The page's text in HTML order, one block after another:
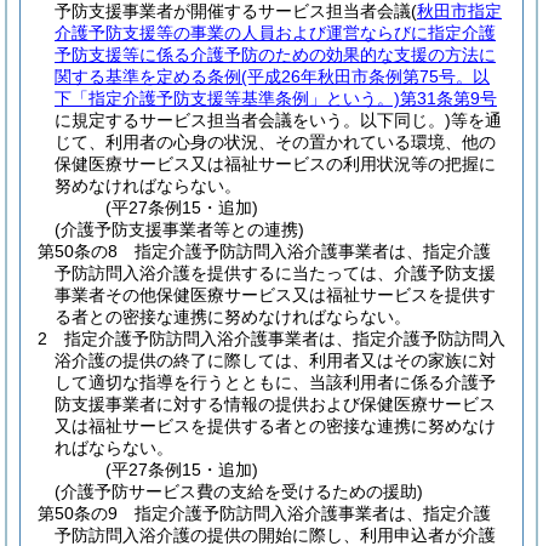
予防支援事業者が開催するサービス担当者会議(秋田市指定
介護予防支援等の事業の人員および運営ならびに指定介護
予防支援等に係る介護予防のための効果的な支援の方法に
関する基準を定める条例(平成26年秋田市条例第75号。以
下「指定介護予防支援等基準条例」という。)第31条第9号
に規定するサービス担当者会議をいう。以下同じ。)等を通
じて、利用者の心身の状況、その置かれている環境、他の
保健医療サービス又は福祉サービスの利用状況等の把握に
努めなければならない。
(平27条例15・追加)
(介護予防支援事業者等との連携)
第50条の8
指定介護予防訪問入浴介護事業者は、指定介護
予防訪問入浴介護を提供するに当たっては、介護予防支援
事業者その他保健医療サービス又は福祉サービスを提供す
る者との密接な連携に努めなければならない。
2
指定介護予防訪問入浴介護事業者は、指定介護予防訪問入
浴介護の提供の終了に際しては、利用者又はその家族に対
して適切な指導を行うとともに、当該利用者に係る介護予
防支援事業者に対する情報の提供および保健医療サービス
又は福祉サービスを提供する者との密接な連携に努めなけ
ればならない。
(平27条例15・追加)
(介護予防サービス費の支給を受けるための援助)
第50条の9
指定介護予防訪問入浴介護事業者は、指定介護
予防訪問入浴介護の提供の開始に際し、利用申込者が介護